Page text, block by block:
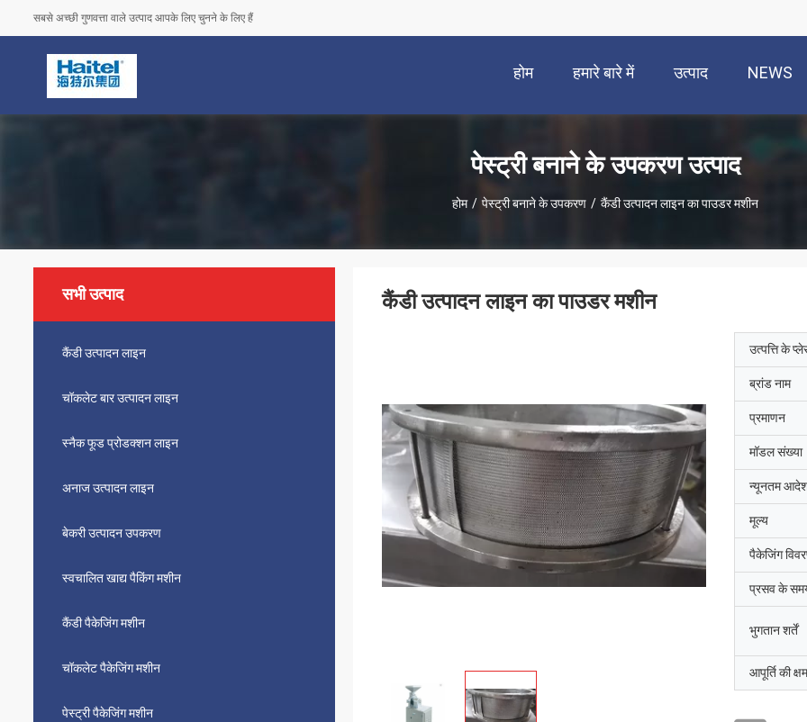
सबसे अच्छी गुणवत्ता वाले उत्पाद आपके लिए चुनने के लिए हैं
होम हमारे बारे में उत्पाद NEWS
पेस्ट्री बनाने के उपकरण उत्पाद
होम / पेस्ट्री बनाने के उपकरण / कैंडी उत्पादन लाइन का पाउडर मशीन
सभी उत्पाद
कैंडी उत्पादन लाइन
चॉकलेट बार उत्पादन लाइन
स्नैक फूड प्रोडक्शन लाइन
अनाज उत्पादन लाइन
बेकरी उत्पादन उपकरण
स्वचालित खाद्य पैकिंग मशीन
कैंडी पैकेजिंग मशीन
चॉकलेट पैकेजिंग मशीन
पेस्ट्री पैकेजिंग मशीन
कैंडी उत्पादन लाइन का पाउडर मशीन
उत्पत्ति के
ब्रांड नाम
प्रमाणन
मॉडल संख्या
न्यूनतम आदेश
मूल्य
पैकेजिंग
प्रसव के
भुगतान शर्तें
आपूर्ति की